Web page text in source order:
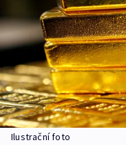
Ilustrační foto